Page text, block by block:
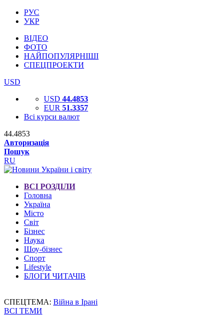
РУС
УКР
ВІДЕО
ФОТО
НАЙПОПУЛЯРНІШІ
СПЕЦПРОЕКТИ
USD
USD 44.4853
EUR 51.3357
Всі курси валют
44.4853
Авторизація
Пошук
RU
ВСІ РОЗДІЛИ
Головна
Україна
Місто
Світ
Бізнес
Наука
Шоу-бізнес
Спорт
Lifestyle
БЛОГИ ЧИТАЧІВ
СПЕЦТЕМА: Війна в Ірані
ВСІ ТЕМИ